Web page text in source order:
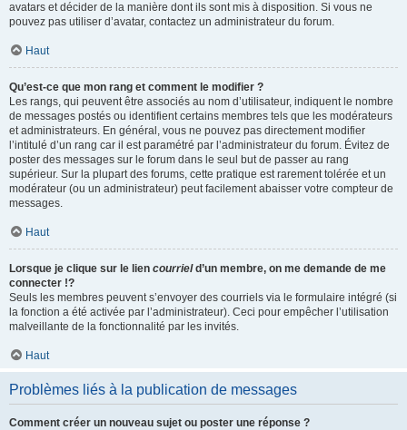
avatars et décider de la manière dont ils sont mis à disposition. Si vous ne
pouvez pas utiliser d’avatar, contactez un administrateur du forum.
Haut
Qu’est-ce que mon rang et comment le modifier ?
Les rangs, qui peuvent être associés au nom d’utilisateur, indiquent le nombre
de messages postés ou identifient certains membres tels que les modérateurs
et administrateurs. En général, vous ne pouvez pas directement modifier
l’intitulé d’un rang car il est paramétré par l’administrateur du forum. Évitez de
poster des messages sur le forum dans le seul but de passer au rang
supérieur. Sur la plupart des forums, cette pratique est rarement tolérée et un
modérateur (ou un administrateur) peut facilement abaisser votre compteur de
messages.
Haut
Lorsque je clique sur le lien courrield’un membre, on me demande de me
connecter !?
Seuls les membres peuvent s’envoyer des courriels via le formulaire intégré (si
la fonction a été activée par l’administrateur). Ceci pour empêcher l’utilisation
malveillante de la fonctionnalité par les invités.
Haut
Problèmes liés à la publication de messages
Comment créer un nouveau sujet ou poster une réponse ?